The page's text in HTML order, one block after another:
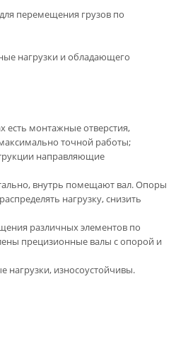
перемещения грузов по
нагрузки и обладающего
есть монтажные отверстия,
точной работы;
направляющие
внутрь помещают вал. Опоры
нагрузку, снизить
различных элементов по
прецизионные валы с опорой и
нагрузки, износоустойчивы.